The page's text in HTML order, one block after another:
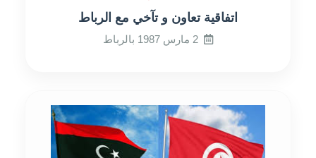
اتفاقية تعاون و تآخي مع الرباط